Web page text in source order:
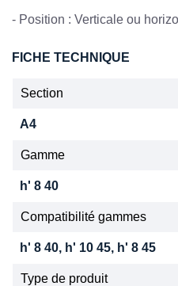
- Position : Verticale ou
FICHE TECHNIQUE
Section
A4
Gamme
h' 8 40
Compatibilité gammes
h' 8 40, h' 10 45, h' 8 45
Type de produit